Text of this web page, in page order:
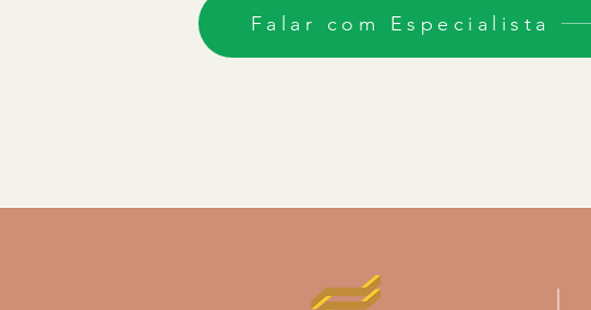
Falar com Especialista